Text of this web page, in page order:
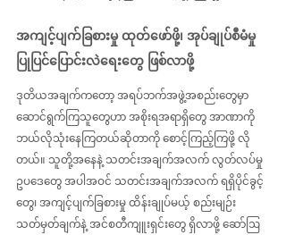
အကျင့်ပျက်ခြစားမှု ထုတ်ဖော်ဖို့၊ အုပ်ချုပ်စီမံမှု
ပြုပြင်ပြောင်းလဲရေးတွေ ဖြစ်လာဖို့
ဒုတိယအချက်ကတော့ အရပ်ဘက်အဖွဲ့အစည်းတွေမှာ
ဆောင်ရွက်ကြသူတွေဟာ အစိုးရအရာရှိတွေ အာဏာကို
ဘယ်လိုသုံးနေကြတယ်ဆိုတာကို စောင့်ကြည့်ကြဖို့ လို
တယ်။ သူတို့အနေနဲ့ သတင်းအချက်အလက် လွတ်လပ်မှု
ဥပဒေတွေ အပါအဝင် သတင်းအချက်အလက် ရရှိပိုင်ခွင့်
တွေ၊ အကျင့်ပျက်ခြစားမှု ထိန်းချုပ်မယ့် စည်းမျဉ်း
သတ်မှတ်ချက်နဲ့ အင်စတီကျူးရှင်းတွေ ရှိလာဖို့ ဆော်ဩ